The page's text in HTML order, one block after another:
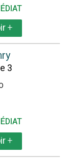
+
3
+